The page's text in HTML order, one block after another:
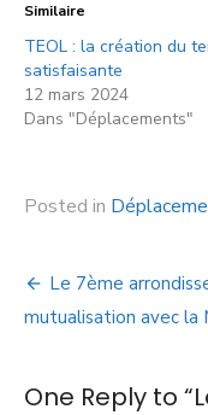
Similaire
TEOL : la création du
satisfaisante
12 mars 2024
Dans "Déplacements"
Posted in
Le 7ème
mutualisation avec la
One Reply to